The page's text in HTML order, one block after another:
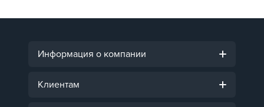
Информация о компании
Клиентам